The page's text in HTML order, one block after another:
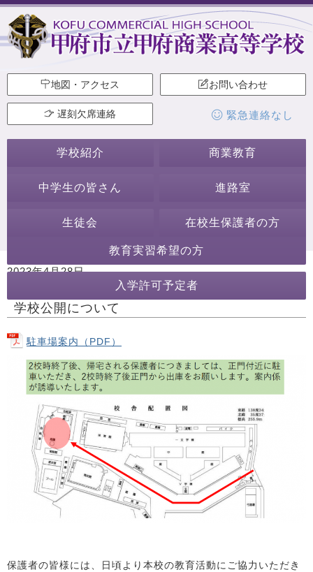
地図・アクセス お問い合わせ
遅刻欠席連絡 緊急連絡なし
学校紹介 商業教育
中学生の皆さん 進路室
生徒会 在校生保護者の方
教育実習希望の方
入学許可予定者
2023年4月28日
学校からのお知らせ
学校公開について
駐車場案内（PDF）
保護者の皆様には、日頃より本校の教育活動にご協力いただき